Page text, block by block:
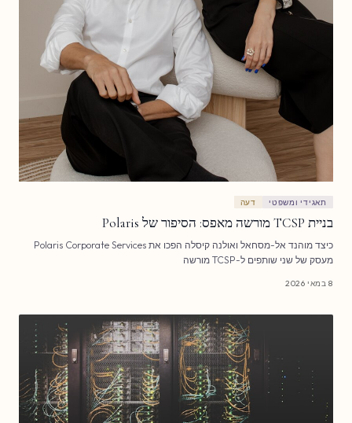
תאגידי ומשפטי דעה
בניית TCSP מורשה מאפס: הסיפור של Polaris
כיצד מוהנד אל-מסחאל ואולנה קיסלה הפכו את Polaris Corporate Services
מעסק של שני שותפים ל-TCSP מורשה
8 במאי 2026